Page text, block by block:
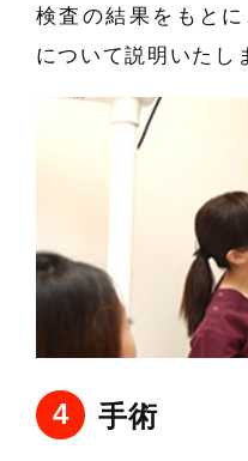
検査の結果をもとに
について説明いたし
手術